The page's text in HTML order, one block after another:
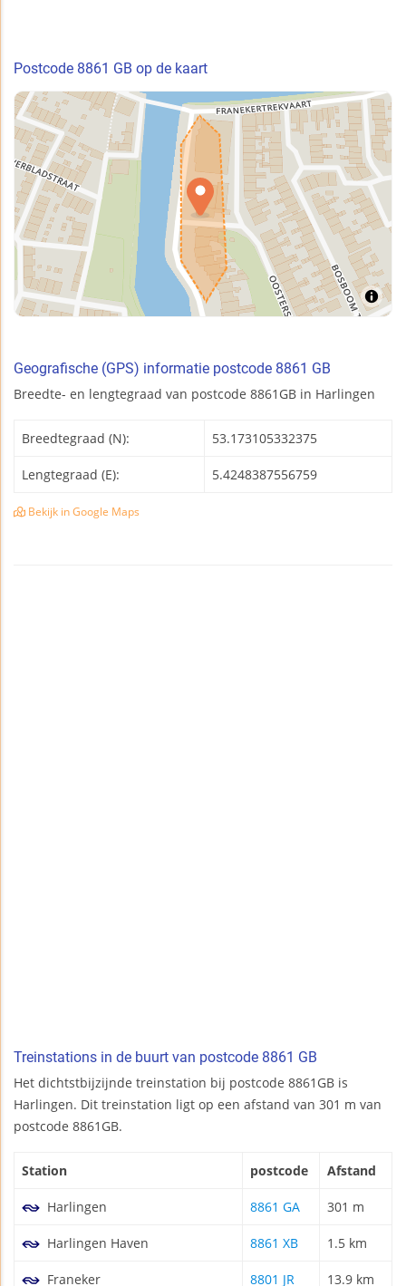
Postcode 8861 GB op de kaart
Geografische (GPS) informatie postcode 8861 GB
Breedte- en lengtegraad van postcode 8861GB in Harlingen
Breedtegraad (N): 53.173105332375
Lengtegraad (E): 5.4248387556759
Bekijk in Google Maps
Treinstations in de buurt van postcode 8861 GB
Het dichtstbijzijnde treinstation bij postcode 8861GB is
Harlingen. Dit treinstation ligt op een afstand van 301 m van
postcode 8861GB.
Station postcode Afstand
Harlingen 8861 GA 301 m
Harlingen Haven 8861 XB 1.5 km
Franeker 8801 JR 13.9 km